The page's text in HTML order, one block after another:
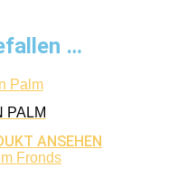
…
PALM
ANSEHEN